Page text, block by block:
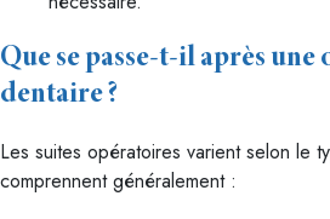
Que se passe-t-il après
dentaire ?
Les suites opératoires varient selon le
comprennent généralement :